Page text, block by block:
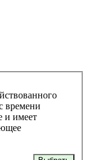
времени
и имеет